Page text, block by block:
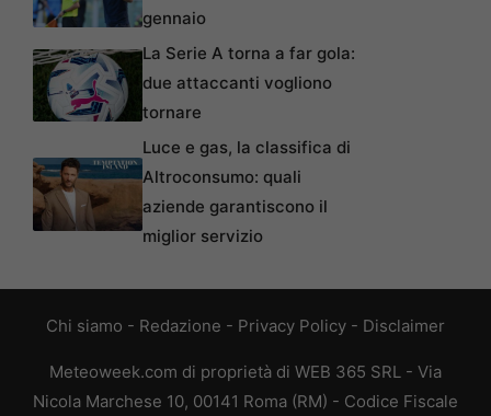
gennaio
La Serie A torna a far gola:
due attaccanti vogliono
tornare
Luce e gas, la classifica di
Altroconsumo: quali
aziende garantiscono il
miglior servizio
Chi siamo - Redazione - Privacy Policy - Disclaimer
Meteoweek.com di proprietà di WEB 365 SRL - Via
Nicola Marchese 10, 00141 Roma (RM) - Codice Fiscale